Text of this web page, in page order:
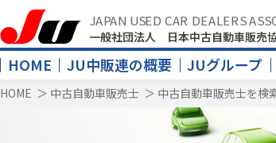
JAPAN USED CAR DEALERS
一般社団法人 日本中古自動車販売
HOME JU中販連の概要 JUグループ
HOME ＞ 中古自動車販売士 ＞ 中古自動車販売士を検